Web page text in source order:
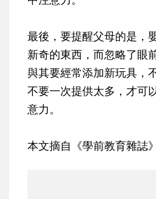
最後，要提醒父母的是，
新奇的東西，而忽略了眼
與其要經常添加新玩具，
不要一次提供太多，才可
意力。
本文摘自《學前教育雜誌》